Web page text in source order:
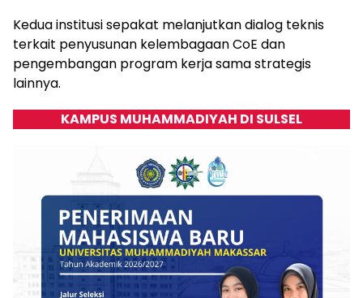
Kedua institusi sepakat melanjutkan dialog teknis
terkait penyusunan kelembagaan CoE dan
pengembangan program kerja sama strategis
lainnya.
KAMPUS MUHAMMADIYAH DI SULSEL